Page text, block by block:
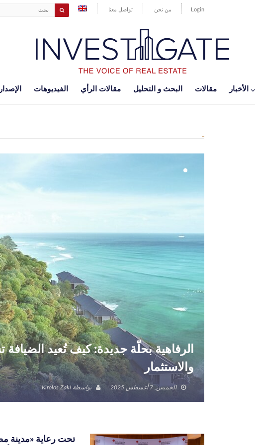
Login من نحن تواصل معنا
اﻷخبار مقالات البحث و التحليل مقالات الرأي الفيديوهات
الرفاهية بحلّة جديدة: كيف تُعيد
والاستثمار
الخميس, 7 أغسطس 2025 بواسطة Kirolos Zaki
تحت رعاية «مدينة